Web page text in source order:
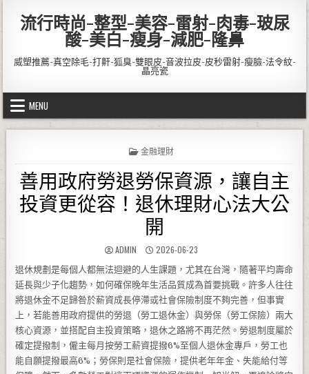
流行時尚-整型-美容-雷射-肉毒-玻尿
酸-美白-瘦身-減肥-隆鼻
威塑推薦-真空除毛-打鼾-狐臭-雙眼皮-音波拉皮-皮秒雷射-瘦臉-法令紋-
晶亮瓷
MENU
POSTED IN
金融理財
善用政府勞退勞保資源，讓自主
投資更從容！退休理財心法大公
開
AUTHOR:
ADMIN PUBLISHED DATE:
2026-06-23
退休規劃是每個人都無法迴避的人生課題，尤其在台灣，隨著平均壽命
延長與少子化趨勢，如何確保晚年生活品質成為首要挑戰。許多人往往
將退休金不足歸咎於薪資成長停滯或社會保險制度不夠完善，但事實
上，若能善用政府提供的勞退（勞工退休金）與勞保（勞工保險）兩大
核心資源，並搭配自主投資策略，退休之路將不再茫然。勞退制度屬於
確定提撥制，僱主每月按勞工薪資提撥6%至個人退休金專戶，勞工也
能自願提撥最高6%；勞保則是社會保險，提供老年年金、失能給付等